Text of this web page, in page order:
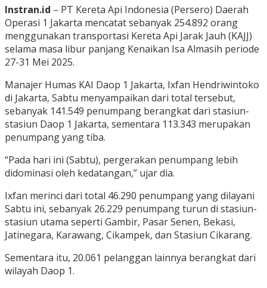
Instran.id – PT Kereta Api Indonesia (Persero) Daerah
Operasi 1 Jakarta mencatat sebanyak 254.892 orang
menggunakan transportasi Kereta Api Jarak Jauh (KAJJ)
selama masa libur panjang Kenaikan Isa Almasih periode
27-31 Mei 2025.
Manajer Humas KAI Daop 1 Jakarta, Ixfan Hendriwintoko
di Jakarta, Sabtu menyampaikan dari total tersebut,
sebanyak 141.549 penumpang berangkat dari stasiun-
stasiun Daop 1 Jakarta, sementara 113.343 merupakan
penumpang yang tiba.
“Pada hari ini (Sabtu), pergerakan penumpang lebih
didominasi oleh kedatangan,” ujar dia.
Ixfan merinci dari total 46.290 penumpang yang dilayani
Sabtu ini, sebanyak 26.229 penumpang turun di stasiun-
stasiun utama seperti Gambir, Pasar Senen, Bekasi,
Jatinegara, Karawang, Cikampek, dan Stasiun Cikarang.
Sementara itu, 20.061 pelanggan lainnya berangkat dari
wilayah Daop 1.